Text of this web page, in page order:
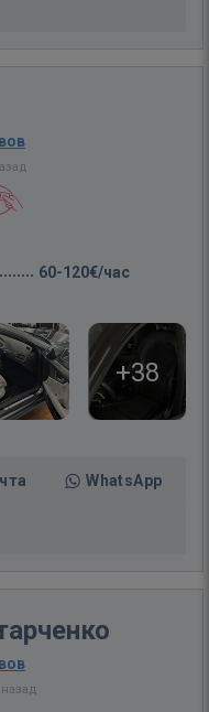
60-120€/час
+38
WhatsApp